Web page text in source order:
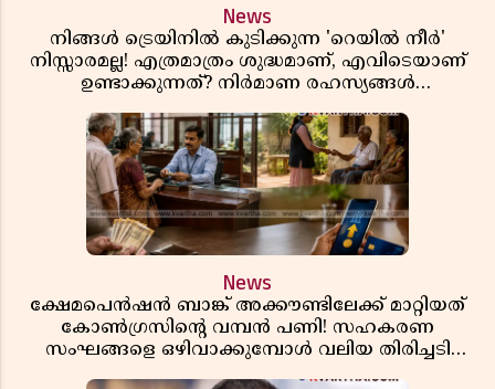
News
നിങ്ങൾ ട്രെയിനിൽ കുടിക്കുന്ന 'റെയിൽ നീർ'
നിസ്സാരമല്ല! എത്രമാത്രം ശുദ്ധമാണ്, എവിടെയാണ്
ഉണ്ടാക്കുന്നത്? നിർമാണ രഹസ്യങ്ങൾ
News
ക്ഷേമപെൻഷൻ ബാങ്ക് അക്കൗണ്ടിലേക്ക് മാറ്റിയത്
കോൺഗ്രസിന്റെ വമ്പൻ പണി! സഹകരണ
സംഘങ്ങളെ ഒഴിവാക്കുമ്പോൾ വലിയ തിരിച്ചടി